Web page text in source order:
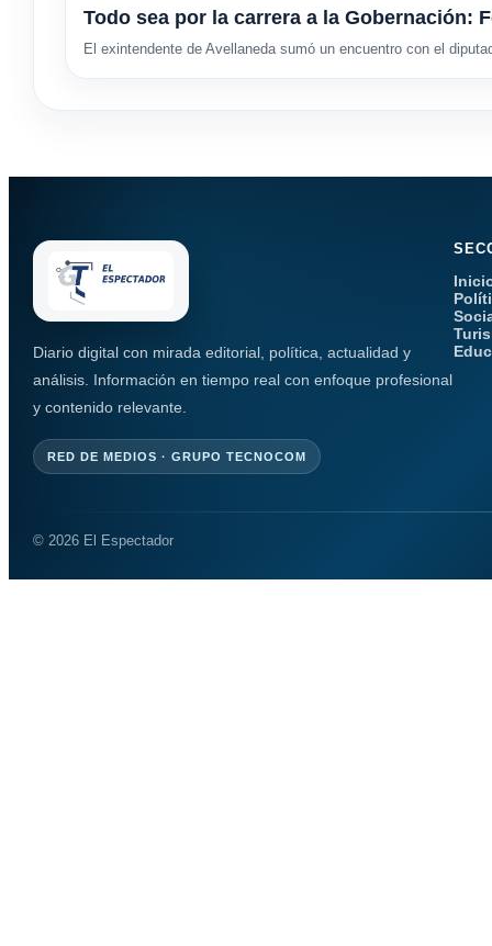
Todo sea por la carrera a la Gobernación:
El exintendente de Avellaneda sumó un encuentro con el
Diario digital con mirada editorial, política, actualidad y
análisis. Información en tiempo real con enfoque profesional
y contenido relevante.
RED DE MEDIOS · GRUPO TECNOCOM
© 2026 El Espectador